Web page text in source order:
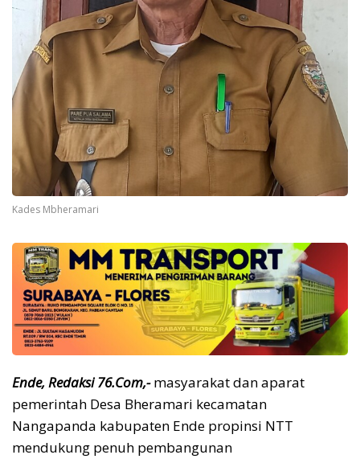
Kades Mbheramari
Ende, Redaksi 76.Com,-masyarakat dan aparat
pemerintah Desa Bheramari kecamatan
Nangapanda kabupaten Ende propinsi NTT
mendukung penuh pembangunan